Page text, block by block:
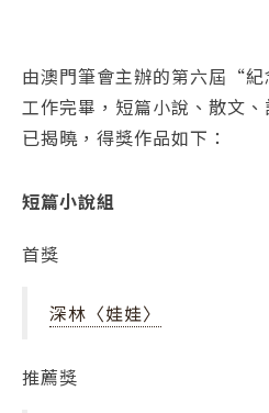
由澳門筆會主辦的第六屆“
工作完畢，短篇小說、散文
已揭曉，得獎作品如下：
短篇小說組
首獎
深林〈娃娃〉
推薦獎